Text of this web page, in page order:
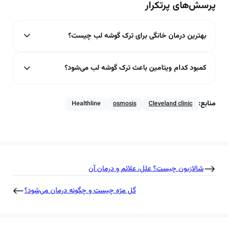
پرسش‌های پرتکرار
بهترین درمان خانگی برای ترک گوشه لب چیست؟
کمبود کدام ویتامین باعث ترک گوشه لب می‌شود؟
منابع: Cleveland clinic
osmosis
Healthline
شالازیون چیست؟ علل، علائم و درمان آن
گل مژه چیست و چگونه درمان می‌شود؟